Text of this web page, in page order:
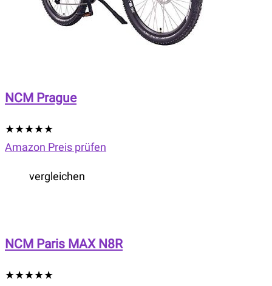
NCM Prague
★★★★★
Amazon Preis prüfen
vergleichen
NCM Paris MAX N8R
★★★★★